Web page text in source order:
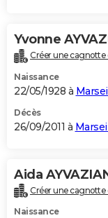
Yvonne
Créer une cagnotte
Naissance
22/05/1928 à
Décès
26/09/2011 à
Aida
Créer une cagnotte
Naissance